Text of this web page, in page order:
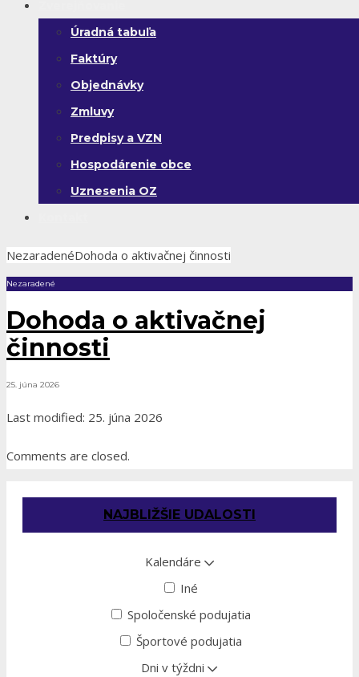
Úradná tabuľa
Faktúry
Objednávky
Zmluvy
Predpisy a VZN
Hospodárenie obce
Uznesenia OZ
NezaradenéDohoda o aktivačnej činnosti
Nezaradené
Dohoda o aktivačnej
činnosti
25. júna 2026
Last modified: 25. júna 2026
Comments are closed.
NAJBLIŽŠIE UDALOSTI
Kalendáre
Iné
Spoločenské podujatia
Športové podujatia
Dni v týždni